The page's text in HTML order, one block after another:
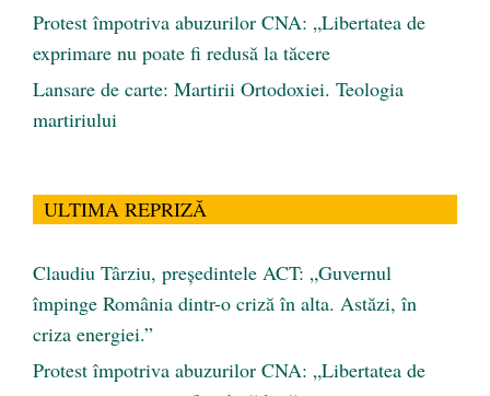
Protest împotriva abuzurilor CNA: „Libertatea de
exprimare nu poate fi redusă la tăcere
Lansare de carte: Martirii Ortodoxiei. Teologia
martiriului
ULTIMA REPRIZĂ
Claudiu Târziu, președintele ACT: „Guvernul
împinge România dintr-o criză în alta. Astăzi, în
criza energiei.”
Protest împotriva abuzurilor CNA: „Libertatea de